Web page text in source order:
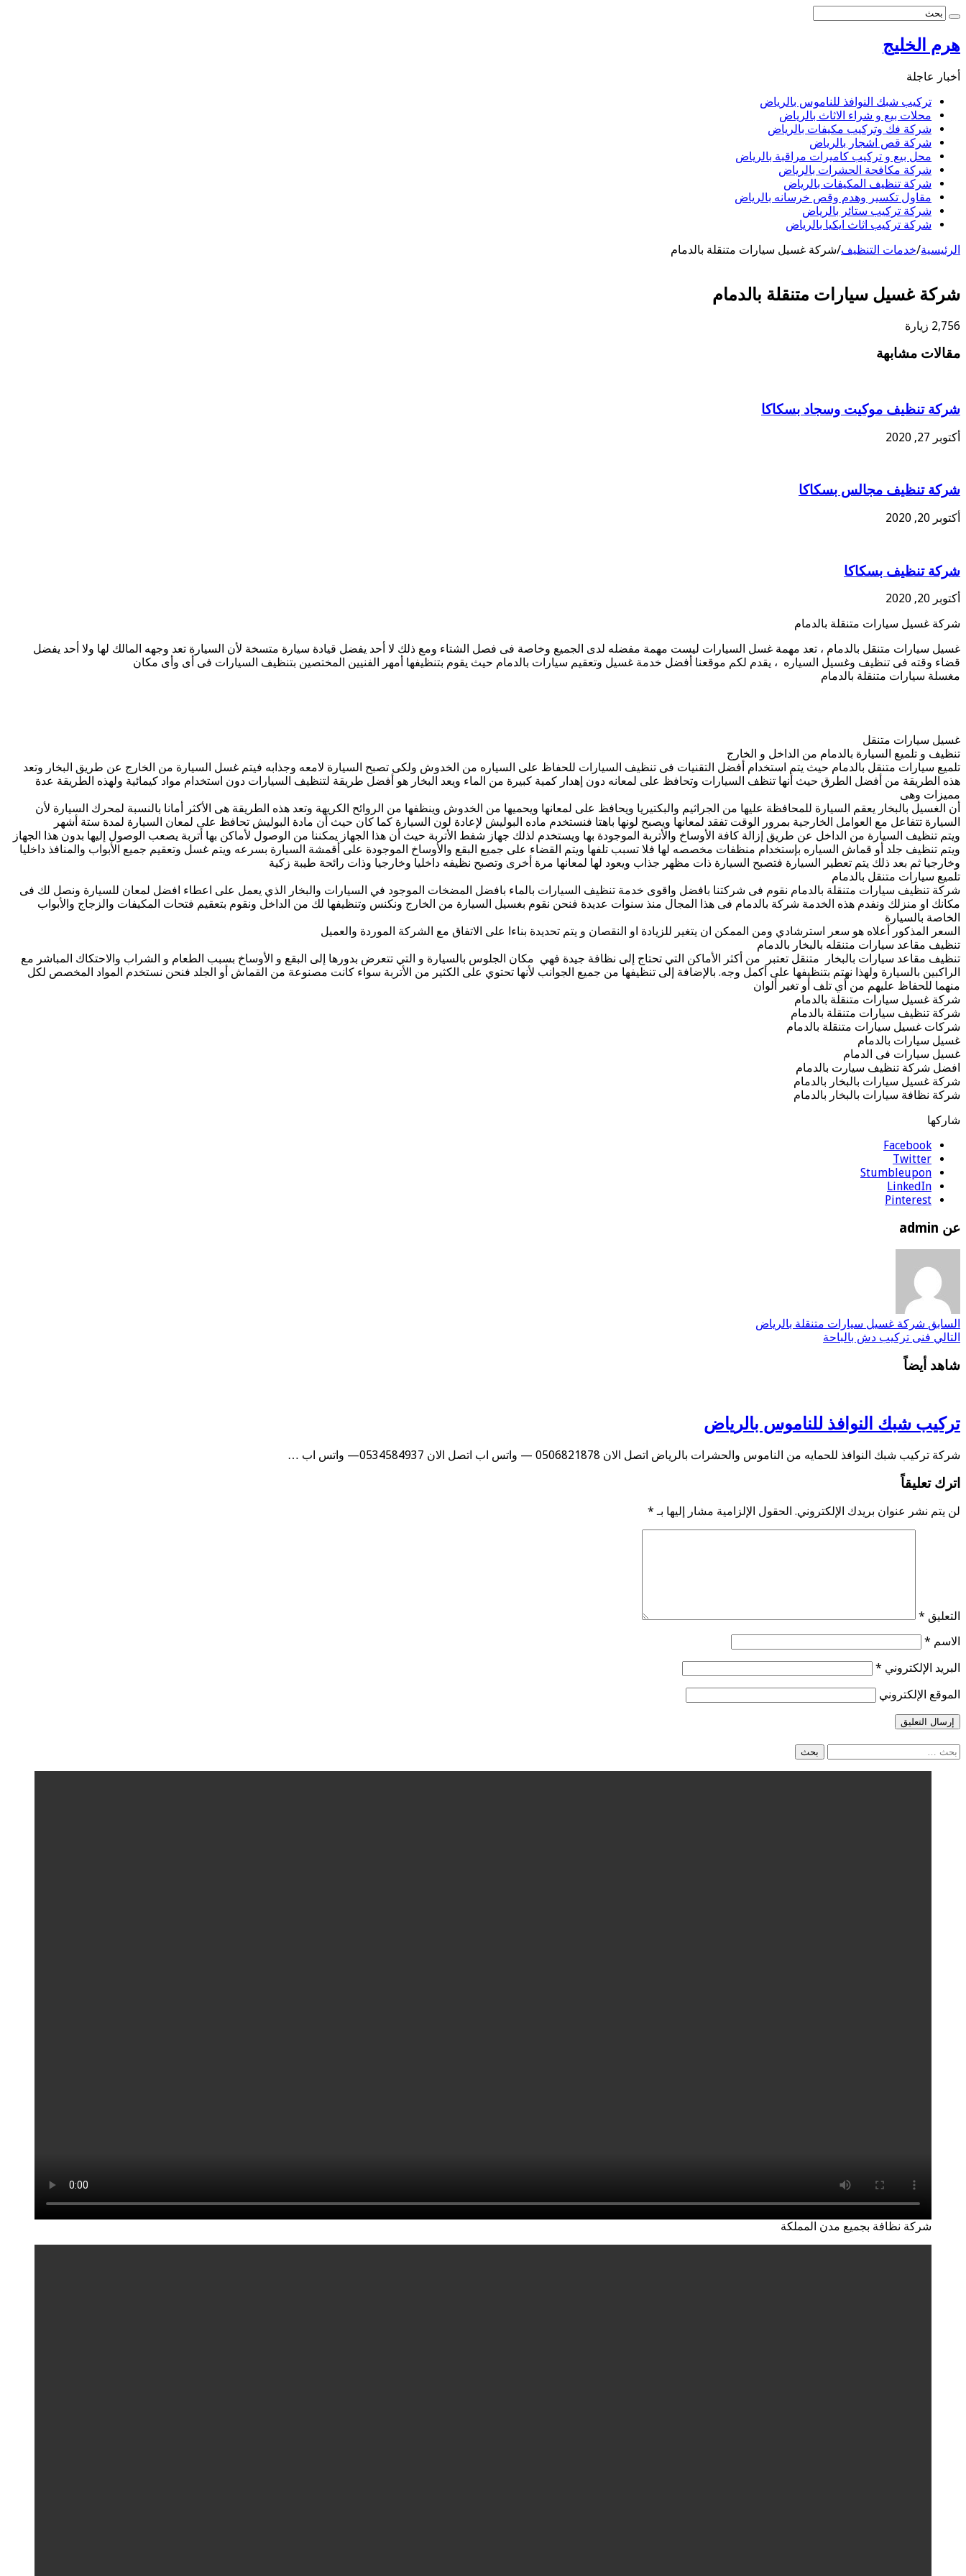
هرم الخليج
أخبار عاجلة
تركيب شبك النوافذ للناموس بالرياض
محلات بيع و شراء الاثاث بالرياض
شركة فك وتركيب مكيفات بالرياض
شركة قص اشجار بالرياض
محل بيع و تركيب كاميرات مراقبة بالرياض
شركة مكافحة الحشرات بالرياض
شركة تنظيف المكيفات بالرياض
مقاول تكسير وهدم وقص خرسانه بالرياض
شركة تركيب ستائر بالرياض
شركة تركيب اثاث ايكيا بالرياض
الرئيسية/خدمات التنظيف/شركة غسيل سيارات متنقلة بالدمام
شركة غسيل سيارات متنقلة بالدمام
2,756 زيارة
مقالات مشابهة
شركة تنظيف موكيت وسجاد بسكاكا
أكتوبر 27, 2020
شركة تنظيف مجالس بسكاكا
أكتوبر 20, 2020
شركة تنظيف بسكاكا
أكتوبر 20, 2020
شركة غسيل سيارات متنقلة بالدمام
غسيل سيارات متنقل بالدمام ، تعد مهمة غسل السيارات ليست مهمة مفضله لدى الجميع وخاصة فى فصل الشتاء ومع ذلك لا أحد يفضل قيادة سيارة متسخة لأن السيارة تعد وجهه المالك لها ولا أحد يفضل
قضاء وقته فى تنظيف وغسيل السياره ، يقدم لكم موقعنا أفضل خدمة غسيل وتعقيم سيارات بالدمام حيث يقوم بتنظيفها أمهر الفنيين المختصين بتنظيف السيارات فى أى وأى مكان
مغسلة سيارات متنقلة بالدمام
غسيل سيارات متنقل
تنظيف و تلميع السيارة بالدمام من الداخل و الخارج
تلميع سيارات متنقل بالدمام حيث يتم استخدام أفضل التقنيات فى تنظيف السيارات للحفاظ على السياره من الخدوش ولكى تصبح السيارة لامعه وجذابه فيتم غسل السيارة من الخارج عن طريق البخار وتعد
هذه الطريقة من أفضل الطرق حيث أنها تنظف السيارات وتحافظ على لمعانه دون إهدار كمية كبيرة من الماء ويعد البخار هو أفضل طريقة لتنظيف السيارات دون استخدام مواد كيمائية ولهذه الطريقة عدة
مميزات وهى
أن الغسيل بالبخار يعقم السيارة للمحافظة عليها من الجراثيم والبكتيريا ويحافظ على لمعانها ويحميها من الخدوش وينظفها من الروائح الكريهة وتعد هذه الطريقة هى الأكثر أمانا بالنسبة لمحرك السيارة لأن
السيارة تتفاعل مع العوامل الخارجية بمرور الوقت تفقد لمعانها ويصبح لونها باهتا فنستخدم ماده البوليش لإعادة لون السيارة كما كان حيث أن مادة البوليش تحافظ على لمعان السيارة لمدة ستة أشهر
ويتم تنظيف السيارة من الداخل عن طريق إزالة كافة الأوساخ والأتربة الموجودة بها ويستخدم لذلك جهاز شفط الأتربة حيث أن هذا الجهاز يمكننا من الوصول لأماكن بها أتربة يصعب الوصول إليها بدون هذا الجهاز
ويتم تنظيف جلد أو قماش السياره بإستخدام منظفات مخصصه لها فلا تسبب تلفها ويتم القضاء على جميع البقع والأوساخ الموجودة على أقمشة السيارة بسرعه ويتم غسل وتعقيم جميع الأبواب والمنافذ داخليا
وخارجيا ثم بعد ذلك يتم تعطير السيارة فتصبح السيارة ذات مظهر جذاب ويعود لها لمعانها مرة أخرى وتصبح نظيفه داخليا وخارجيا وذات رائحة طيبة زكية
تلميع سيارات متنقل بالدمام
شركة تنظيف سيارات متنقلة بالدمام نقوم فى شركتنا بافضل واقوى خدمة تنظيف السيارات بالماء بافضل المضخات الموجود في السيارات والبخار الذي يعمل على اعطاء افضل لمعان للسيارة ونصل لك فى
مكانك او منزلك ونفدم هذه الخدمة شركة بالدمام فى هذا المجال منذ سنوات عديدة فنحن نقوم بغسيل السيارة من الخارج ونكنس وتنظيفها لك من الداخل ونقوم بتعقيم فتحات المكيفات والزجاج والأبواب
الخاصة بالسيارة
السعر المذكور أعلاه هو سعر استرشادي ومن الممكن ان يتغير للزيادة او النقصان و يتم تحديدة بناءا على الاتفاق مع الشركة الموردة والعميل ‪
تنظيف مقاعد سيارات متنقله بالبخار بالدمام
تنظيف مقاعد سيارات بالبخار متنقل تعتبر من أكثر الأماكن التي تحتاج إلى نظافة جيدة فهي مكان الجلوس بالسيارة و التي تتعرض بدورها إلى البقع و الأوساخ بسبب الطعام و الشراب والاحتكاك المباشر مع
الراكبين بالسيارة ولهذا نهتم بتنظيفها على أكمل وجه. بالإضافة إلى تنظيفها من جميع الجوانب لأنها تحتوي على الكثير من الأتربة سواء كانت مصنوعة من القماش أو الجلد فنحن نستخدم المواد المخصص لكل
منهما للحفاظ عليهم من أي تلف أو تغير ألوان
شركة غسيل سيارات متنقلة بالدمام
شركة تنظيف سيارات متنقلة بالدمام
شركات غسيل سيارات متنقلة بالدمام
غسيل سيارات بالدمام
غسيل سيارات فى الدمام
افضل شركة تنظيف سيارت بالدمام
شركة غسيل سيارات بالبخار بالدمام
شركة نظافة سيارات بالبخار بالدمام
شاركها
Facebook
Twitter
Stumbleupon
LinkedIn
Pinterest
عن admin
السابق شركة غسيل سيارات متنقلة بالرياض
التالي فنى تركيب دش بالباحة
شاهد أيضاً
تركيب شبك النوافذ للناموس بالرياض
شركة تركيب شبك النوافذ للحمايه من الناموس والحشرات بالرياض اتصل الان 0506821878 — واتس اب اتصل الان 0534584937— واتس اب …
اترك تعليقاً
لن يتم نشر عنوان بريدك الإلكتروني. الحقول الإلزامية مشار إليها بـ *
التعليق *
الاسم *
البريد الإلكتروني *
الموقع الإلكتروني
البحث
عن:
شركة نظافة بجميع مدن المملكة